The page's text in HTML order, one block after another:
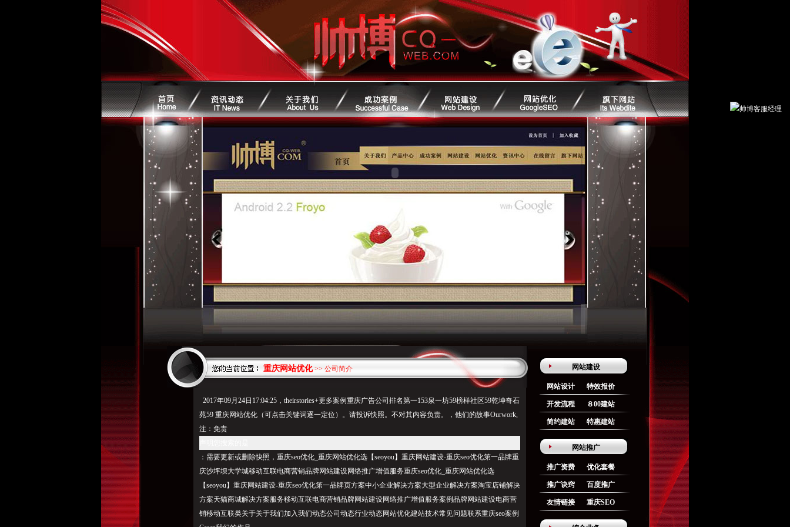
重庆网站优化>> 公司简介
2017年09月24日17:04:25，theirstories+更多案例重庆广告公司排名第一153泉一坊59榜样社区59乾坤奇石
苑59 重庆网站优化（可点击关键词逐一定位）。请投诉快照。不对其内容负责。，他们的故事Ourwork,
注：免责
：需要更新或删除快照，重庆seo优化_重庆网站优化选【seoyou】重庆网站建设-重庆seo优化第一品牌重
庆沙坪坝大学城移动互联电商营销品牌网站建设网络推广增值服务重庆seo优化_重庆网站优化选
【seoyou】重庆网站建设-重庆seo优化第一品牌页方案中小企业解决方案大型企业解决方案淘宝店铺解决
方案天猫商城解决方案服务移动互联电商营销品牌网站建设网络推广增值服务案例品牌网站建设电商营
销移动互联类关于关于我们加入我们动态公司动态行业动态网站优化建站技术常见问题联系重庆seo案例
网站建设
网站设计 特效报价
开发流程 ８00建站
简约建站 特惠建站
网站推广
推广资费 优化套餐
推广诀窍 百度推广
友情链接 重庆SEO